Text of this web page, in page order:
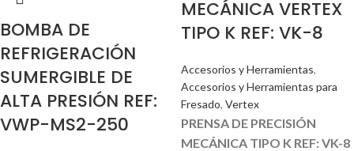
BOMBA DE
REFRIGERACIÓN
SUMERGIBLE DE
ALTA PRESIÓN REF:
VWP-MS2-250
MECÁNICA VERTEX
TIPO K REF: VK-8
Accesorios y Herramientas,
Accesorios y Herramientas para
Fresado, Vertex
PRENSA DE PRECISIÓN
MECÁNICA TIPO K REF: VK-8